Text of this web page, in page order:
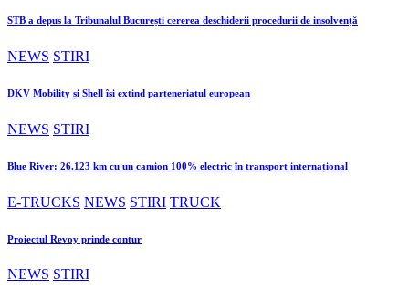
STB a depus la Tribunalul București cererea deschiderii procedurii de insolvență
NEWS STIRI
DKV Mobility și Shell își extind parteneriatul european
NEWS STIRI
Blue River: 26.123 km cu un camion 100% electric în transport internațional
E-TRUCKS NEWS STIRI TRUCK
Proiectul Revoy prinde contur
NEWS STIRI